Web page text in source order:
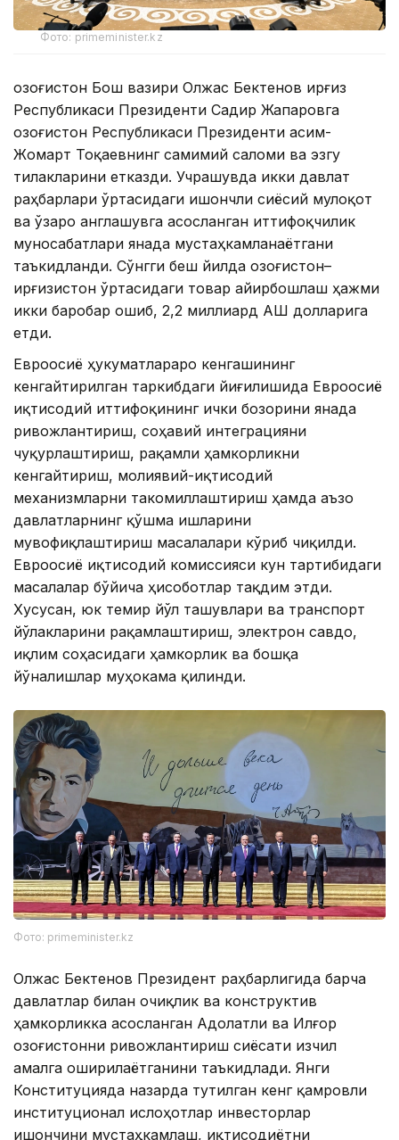
Фото: primeminister.kz
Қозоғистон Бош вазири Олжас Бектенов Қирғиз
Республикаси Президенти Садир Жапаровга
Қозоғистон Республикаси Президенти Қасим-
Жомарт Тоқаевнинг самимий саломи ва эзгу
тилакларини етказди. Учрашувда икки давлат
раҳбарлари ўртасидаги ишончли сиёсий мулоқот
ва ўзаро англашувга асосланган иттифоқчилик
муносабатлари янада мустаҳкамланаётгани
таъкидланди. Сўнгги беш йилда Қозоғистон–
Қирғизистон ўртасидаги товар айирбошлаш ҳажми
икки баробар ошиб, 2,2 миллиард АҚШ долларига
етди.
Евроосиё ҳукуматлараро кенгашининг
кенгайтирилган таркибдаги йиғилишида Евроосиё
иқтисодий иттифоқининг ички бозорини янада
ривожлантириш, соҳавий интеграцияни
чуқурлаштириш, рақамли ҳамкорликни
кенгайтириш, молиявий-иқтисодий
механизмларни такомиллаштириш ҳамда аъзо
давлатларнинг қўшма ишларини
мувофиқлаштириш масалалари кўриб чиқилди.
Евроосиё иқтисодий комиссияси кун тартибидаги
масалалар бўйича ҳисоботлар тақдим этди.
Хусусан, юк темир йўл ташувлари ва транспорт
йўлакларини рақамлаштириш, электрон савдо,
иқлим соҳасидаги ҳамкорлик ва бошқа
йўналишлар муҳокама қилинди.
Фото: primeminister.kz
Олжас Бектенов Президент раҳбарлигида барча
давлатлар билан очиқлик ва конструктив
ҳамкорликка асосланган Адолатли ва Илғор
Қозоғистонни ривожлантириш сиёсати изчил
амалга оширилаётганини таъкидлади. Янги
Конституцияда назарда тутилган кенг қамровли
институционал ислоҳотлар инвесторлар
ишончини мустаҳкамлаш, иқтисодиётни